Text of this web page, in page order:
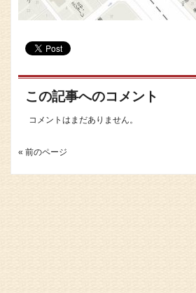
この記事へのコメント
コメントはまだありません。
« 前のページ